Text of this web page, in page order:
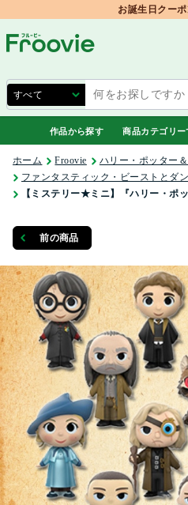
お誕生日クーポ
作品から探す 商品カテゴリー
ホーム Froovie
ハリー・ポッター
ファンタスティック・ビーストとダ
【ミステリー★ミニ】『ハリー・ポ
前の商品